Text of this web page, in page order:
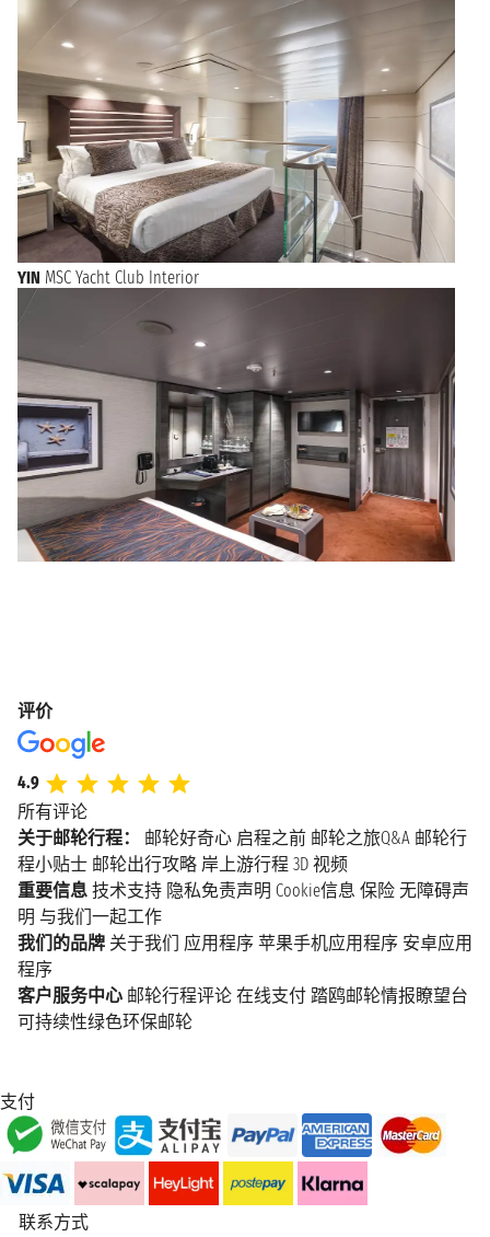
YIN MSC Yacht Club Interior
评价
4.9
所有评论
关于邮轮行程：
邮轮好奇心 启程之前 邮轮之旅Q&A 邮轮行
程小贴士 邮轮出行攻略 岸上游行程 3D 视频
重要信息 技术支持 隐私免责声明 Cookie信息 保险 无障碍声
明 与我们一起工作
我们的品牌 关于我们 应用程序 苹果手机应用程序 安卓应用
程序
客户服务中心 邮轮行程评论 在线支付 踏鸥邮轮情报瞭望台
可持续性绿色环保邮轮
支付
联系方式